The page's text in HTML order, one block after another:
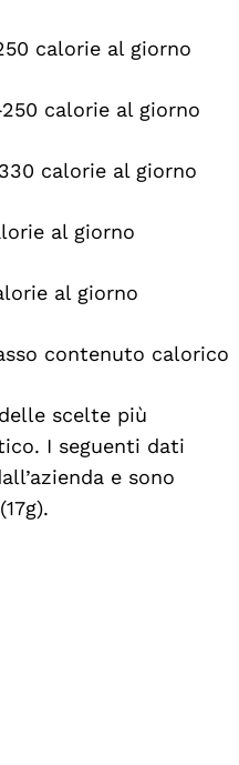
calorie al giorno
250 calorie al giorno
calorie al giorno
al giorno
al giorno
contenuto calorico
scelte più
I seguenti dati
e sono